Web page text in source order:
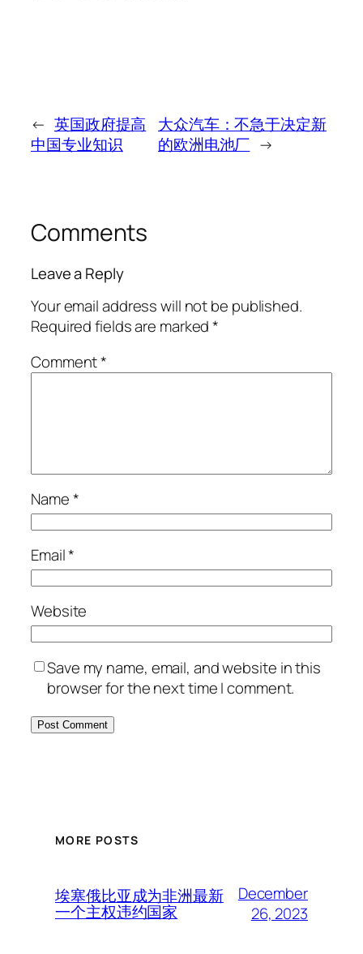
← 英国政府提高
中国专业知识
大众汽车：不急于决定新
的欧洲电池厂 →
Comments
Leave a Reply
Your email address will not be published.
Required fields are marked*
Comment*
Name*
Email*
Website
Save my name, email, and website in this
browser for the next time I comment.
MORE POSTS
埃塞俄比亚成为非洲最新
一个主权违约国家
December
26, 2023